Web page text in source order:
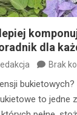
dla
Brak
bukietowych?
to jedne